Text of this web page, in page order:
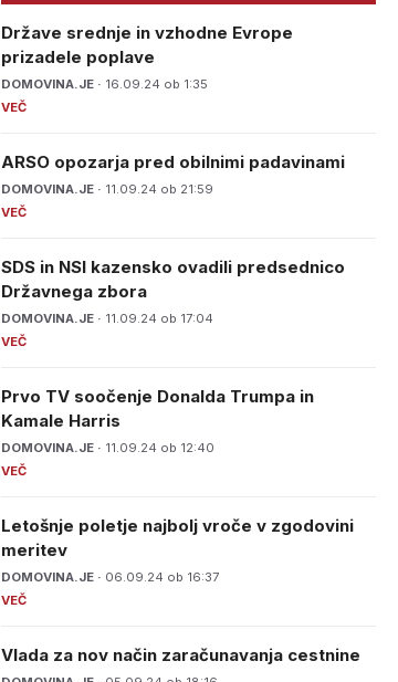
Države srednje in vzhodne Evrope
prizadele poplave
DOMOVINA.JE · 16.09.24 ob 1:35
ARSO opozarja pred obilnimi padavinami
DOMOVINA.JE · 11.09.24 ob 21:59
SDS in NSI kazensko ovadili predsednico
Državnega zbora
DOMOVINA.JE · 11.09.24 ob 17:04
Prvo TV soočenje Donalda Trumpa in
Kamale Harris
DOMOVINA.JE · 11.09.24 ob 12:40
Letošnje poletje najbolj vroče v zgodovini
meritev
DOMOVINA.JE · 06.09.24 ob 16:37
Vlada za nov način zaračunavanja cestnine